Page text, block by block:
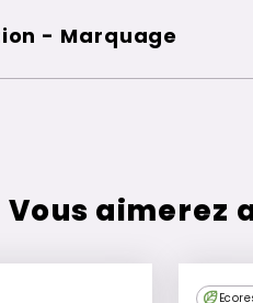
- Marquage
Vous aimerez